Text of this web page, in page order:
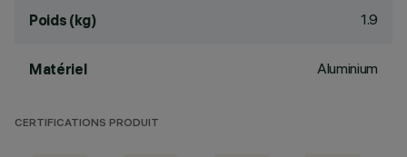
Poids (kg) 1.9
Matériel Aluminium
CERTIFICATIONS PRODUIT